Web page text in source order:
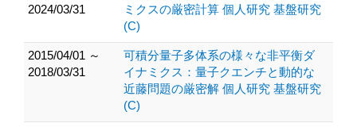
2024/03/31
ミクスの厳密計算 個人研究 基盤研究
(C)
2015/04/01 ～
2018/03/31
可積分量子多体系の様々な非平衡ダ
イナミクス：量子クエンチと動的な
近藤問題の厳密解 個人研究 基盤研究
(C)